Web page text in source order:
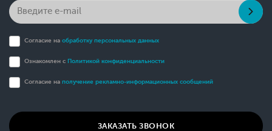
Согласие на обработку персональных данных
Ознакомлен с Политикой конфиденциальности
Согласие на получение рекламно-информационных сообщений
ЗАКАЗАТЬ ЗВОНОК